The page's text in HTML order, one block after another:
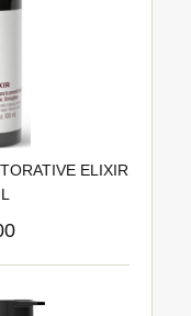
ELIXIR